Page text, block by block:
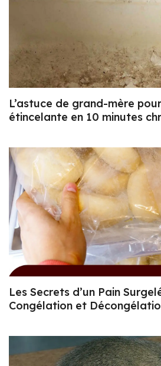
L’astuce de grand-mère
étincelante en 10 minutes
Les Secrets d’un Pain
Congélation et